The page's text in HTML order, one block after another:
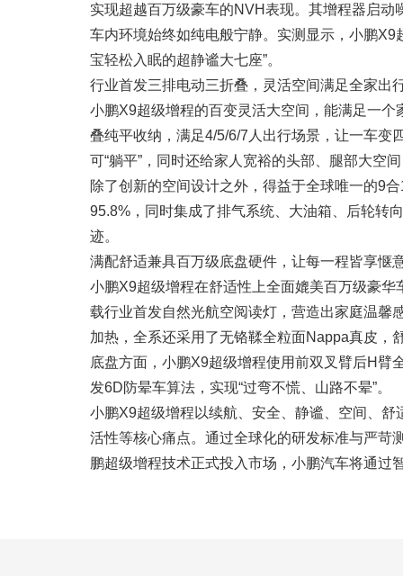
实现超越百万级豪车的NVH表现。其增程器启
车内环境始终如纯电般宁静。实测显示，小鹏
宝轻松入眠的超静谧大七座”。
行业首发三排电动三折叠，灵活空间满足全家出
小鹏X9超级增程的百变灵活大空间，能满足一
叠纯平收纳，满足4/5/6/7人出行场景，让一车变
可“躺平”，同时还给家人宽裕的头部、腿部大空
除了创新的空间设计之外，得益于全球唯一的9
95.8%，同时集成了排气系统、大油箱、后轮转
迹。
满配舒适兼具百万级底盘硬件，让每一程皆享惬
小鹏X9超级增程在舒适性上全面媲美百万级豪
载行业首发自然光航空阅读灯，营造出家庭温馨
加热，全系还采用了无铬鞣全粒面Nappa真皮，
底盘方面，小鹏X9超级增程使用前双叉臂后H臂
发6D防晕车算法，实现“过弯不慌、山路不晕”。
小鹏X9超级增程以续航、安全、静谧、空间、
活性等核心痛点。通过全球化的研发标准与严苛
鹏超级增程技术正式投入市场，小鹏汽车将通过